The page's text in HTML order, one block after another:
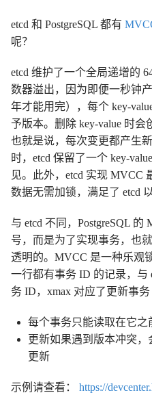
etcd 和 PostgreSQL 都有
呢？
etcd 维护了一个全局递增的
数器溢出，因为即便一秒钟
年才能用完），每个 key-
予版本。删除 key-value 时会
也就是说，每次变更都产生
时，etcd 保留了一个 key-
见。此外，etcd 实现 MVCC
数据无需加锁，满足了 etcd
与 etcd 不同，PostgreSQL
号，而是为了实现事务，也
透明的。MVCC 是一种乐观
一行都有事务 ID 的记录，与
务 ID，xmax 对应了更新事务
每个事务只能读取在它之
更新如果遇到版本冲突
更新
示例请查看： https://